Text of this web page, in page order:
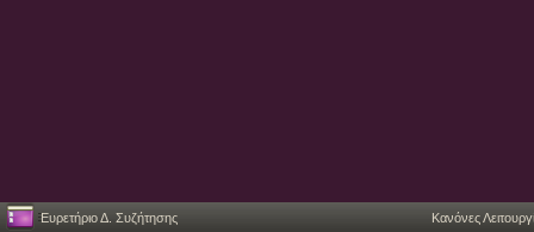
Ευρετήριο Δ. Συζήτησης Κανόνες